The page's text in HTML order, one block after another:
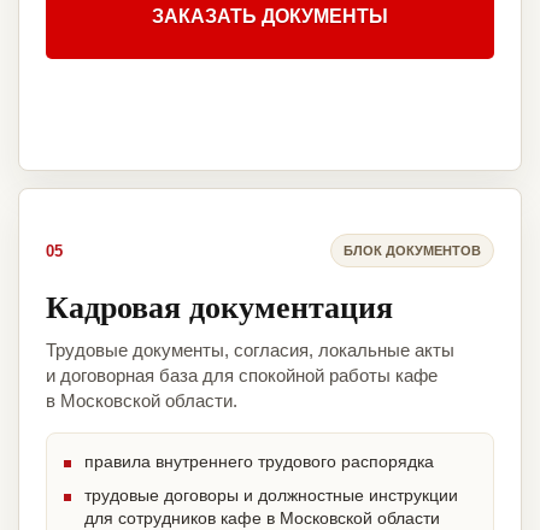
ЗАКАЗАТЬ ДОКУМЕНТЫ
05 БЛОК ДОКУМЕНТОВ
Кадровая документация
Трудовые документы, согласия, локальные акты
и договорная база для спокойной работы кафе
в Московской области.
правила внутреннего трудового распорядка
трудовые договоры и должностные инструкции
для сотрудников кафе в Московской области